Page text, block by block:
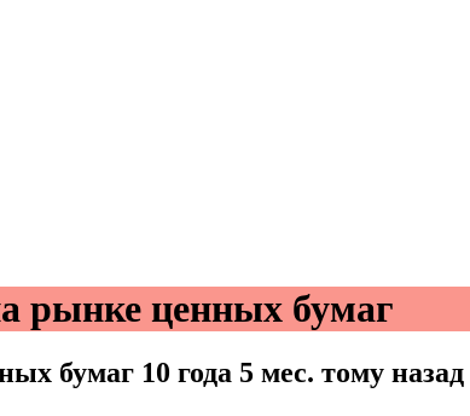
рынке ценных бумаг
бумаг 10 года 5 мес. тому назад